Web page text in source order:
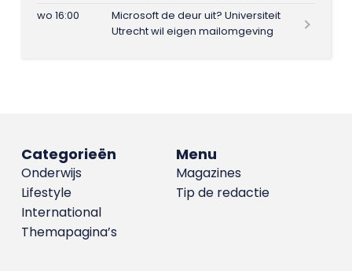
wo 16:00
Microsoft de deur uit? Universiteit
Utrecht wil eigen mailomgeving
Menu
Magazines
Tip de redactie
Categorieën
Onderwijs
Lifestyle
International
Themapagina’s